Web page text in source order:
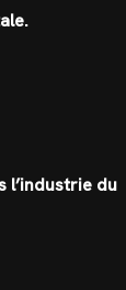
l’industrie du